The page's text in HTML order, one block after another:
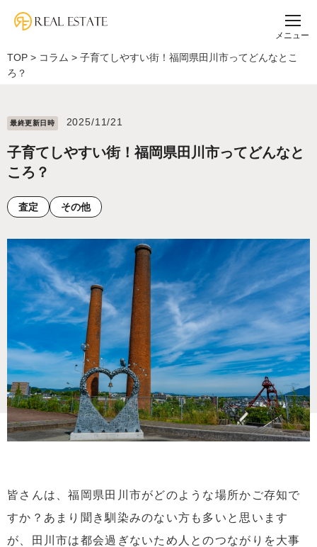
メニュー
TOP > コラム > 子育てしやすい街！福岡県田川市ってどんなとこ
ろ？
最終更新⽇時 2025/11/21
子育てしやすい街！福岡県田川市ってどんなと
ころ？
査定 その他
皆さんは、福岡県田川市がどのような場所かご存知で
すか？あまり聞き馴染みのない方も多いと思います
が、田川市は都会過ぎないため人とのつながりを大事